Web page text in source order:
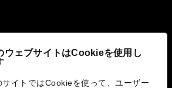
ウェブサイトはCookieを使用し
サイトではCookieを使って、ユーザー
取り組み